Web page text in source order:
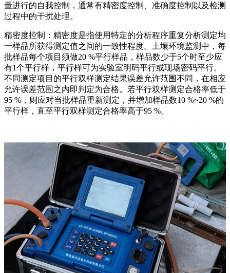
量进行的自我控制，通常有精密度控制、准确度控制以及检测
过程中的干扰处理。
精密度控制：精密度是指使用特定的分析程序重复分析测定均
一样品所获得测定值之间的一致性程度。土壤环境监测中，每
批样品每个项目须做20 %平行样品，样品数少于5个时至少应
有1个平行样，平行样可为实验室明码平行或现场密码平行。
不同测定项目的平行双样测定结果误差允许范围不同，在相应
允许误差范围之内即判定为合格。若平行双样测定合格率低于
95 %，则应对当批样品重新测定，并增加样品数10 %~20 %的
平行样，直至平行双样测定合格率高于95 %。